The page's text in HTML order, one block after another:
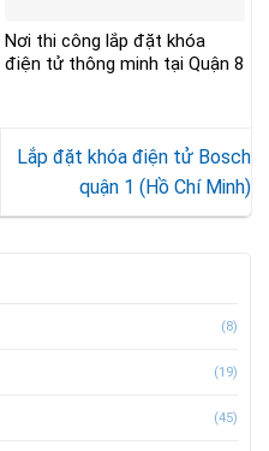
Nơi thi công lắp đặt khóa
điện tử thông minh tại Quận 8
Lắp đặt khóa điện tử Bosch
quận 1 (Hồ Chí Minh)
(8)
(19)
(45)